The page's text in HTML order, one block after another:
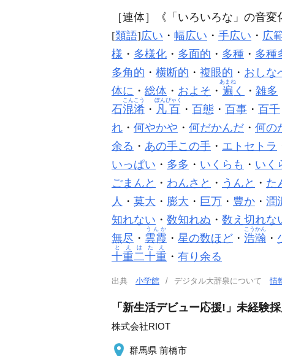
［連体］ 《「いろいろな」の音
[類語]広い ・ 幅広い ・ 手広い ・ 広
様 ・ 多様化 ・ 多面的 ・ 多種 ・ 多種
多角的 ・ 横断的 ・ 複眼的 ・ おしな
体に ・ 総体 ・ およそ ・ 遍
あまね
く ・ 雑多
石混淆
こんこう
・ 凡百
ぼんぴゃく
・ 百態 ・ 百事 ・ 百千
れ ・ 何やかや ・ 何だかんだ ・ 何の
余る ・ あの手この手 ・ エトセトラ
いっぱい ・ 多多 ・ いくらも ・ いく
ごまんと ・ わんさと ・ うんと ・ た
人 ・ 莫大 ・ 膨大 ・ 巨万 ・ 豊か ・ 潤
知れない ・ 数知れぬ ・ 数え切れな
無尽 ・ 雲霞
うんか
・ 星の数ほど ・ 浩瀚
こうかん
・
十重二十重
とえはたえ
・ 有り余る
出典 小学館 デジタル大辞泉について情
「新生活デビュー応援!」未経験
株式会社RIOT
群馬県 前橋市